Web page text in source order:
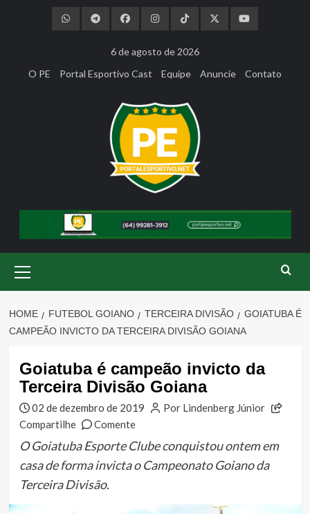
6 de agosto de 2026
O PE
Portal Esportivo Cast Equipe Anuncie Contato
Menu
HOME FUTEBOL GOIANO TERCEIRA DIVISÃO
GOIATUBA É
CAMPEÃO INVICTO DA TERCEIRA DIVISÃO GOIANA
Goiatuba é campeão invicto da
Terceira Divisão Goiana
02 de dezembro de 2019
Por Lindenberg Júnior
Compartilhe
Comente
O Goiatuba Esporte Clube conquistou ontem em
casa de forma invicta o Campeonato Goiano da
Terceira Divisão.